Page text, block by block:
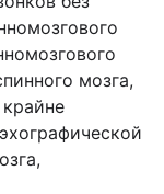
мозга,